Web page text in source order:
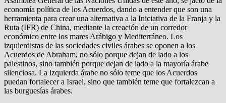
economía política de los Acuerdos, dando a entender que son una
herramienta para crear una alternativa a la Iniciativa de la Franja y la
Ruta (IFR) de China, mediante la creación de un corredor
económico entre los mares Arábigo y Mediterráneo. Los
izquierdistas de las sociedades civiles árabes se oponen a los
Acuerdos de Abraham, no sólo porque dejan de lado a los
palestinos, sino también porque dejan de lado a la mayoría árabe
silenciosa. La izquierda árabe no sólo teme que los Acuerdos
puedan fortalecer a Israel, sino que también teme que fortalezcan a
las burguesías árabes.